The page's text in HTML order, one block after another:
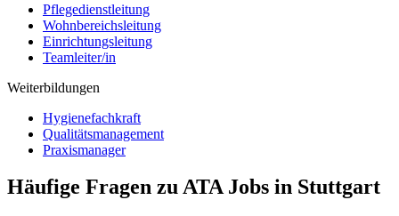
Pflegedienstleitung
Wohnbereichsleitung
Einrichtungsleitung
Teamleiter/in
Weiterbildungen
Hygienefachkraft
Qualitätsmanagement
Praxismanager
Häufige Fragen zu ATA Jobs in Stuttgart